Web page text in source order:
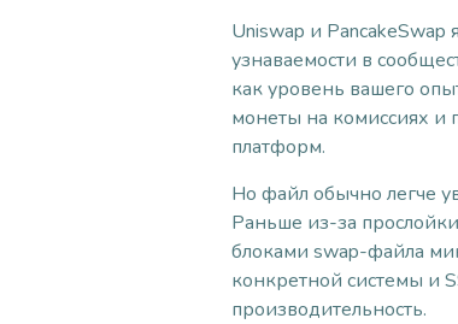
Uniswap и
узнаваемости в
как уровень вашего
монеты на комиссиях и
платформ.
Но файл обычно легче
Раньше из-за
блоками swap-файла
конкретной системы и
производительность.